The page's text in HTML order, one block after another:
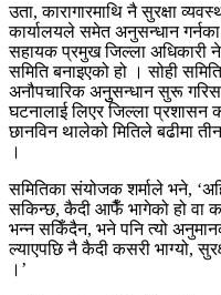
उता, कारागारमाथि नै सुरक्षा
कार्यालयले समेत अनुसन्धान गर्नका
सहायक प्रमुख जिल्ला अधिकारी
समिति बनाइएको हो । सोही
अनौपचारिक अनुुसन्धान सुरू
घटनालाई लिएर जिल्ला प्रशासन
छानविन थालेको मितिले बढीमा
।
समितिका संयोजक शर्माले भने,
सकिन्छ, कैदी आफैँ भागेको हो वा
भन्न सकिँदैन, भने पनि त्यो
ल्याएपछि नै कैदी कसरी भाग्यो,
।’